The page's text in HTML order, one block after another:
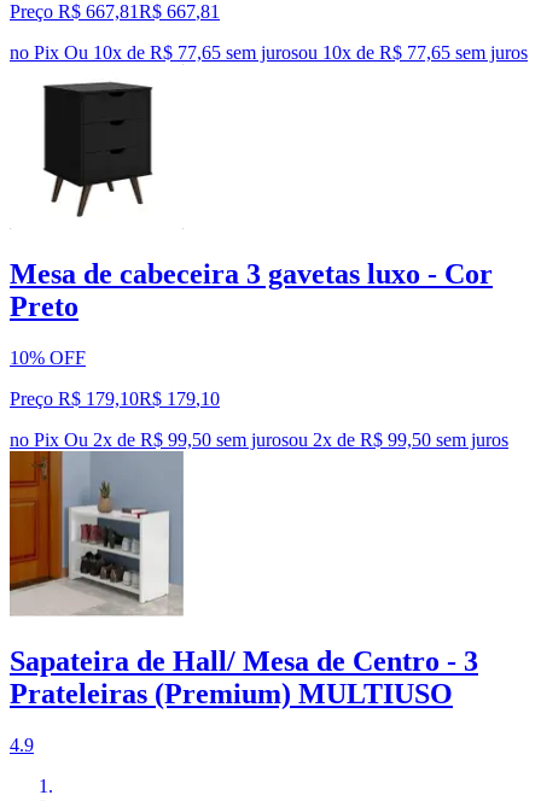
Preço R$ 667,81R$ 667,81
no Pix Ou 10x de R$ 77,65 sem jurosou 10x de R$ 77,65 sem juros
Mesa de cabeceira 3 gavetas luxo - Cor
Preto
10% OFF
Preço R$ 179,10R$ 179,10
no Pix Ou 2x de R$ 99,50 sem jurosou 2x de R$ 99,50 sem juros
Sapateira de Hall/ Mesa de Centro - 3
Prateleiras (Premium) MULTIUSO
4.9